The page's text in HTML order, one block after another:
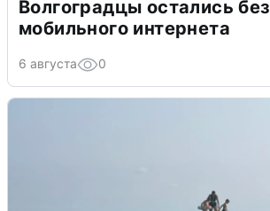
Волгоградцы остались без
мобильного интернета
6 августа 0